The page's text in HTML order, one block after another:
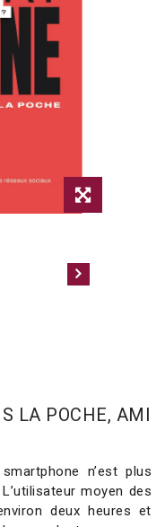
LA POCHE, AMI
n’est plus
moyen des
deux heures et